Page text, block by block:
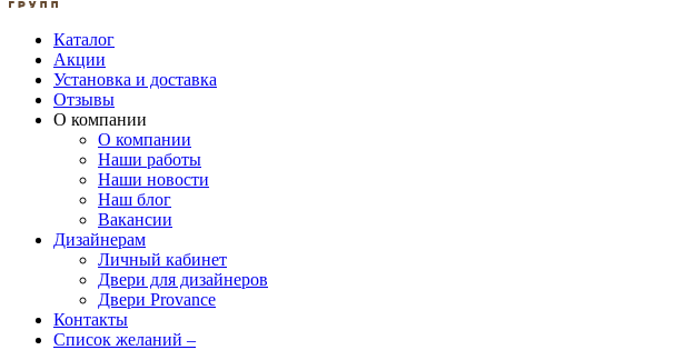
Каталог
Акции
Установка и доставка
Отзывы
О компании
О компании
Наши работы
Наши новости
Наш блог
Вакансии
Дизайнерам
Личный кабинет
Двери для дизайнеров
Двери Provance
Контакты
Список желаний –